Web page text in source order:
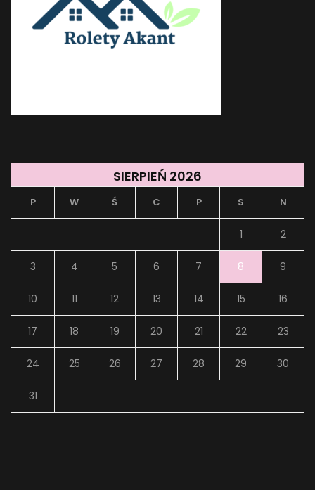
SIERPIEŃ 2026
P W Ś C P S N
1 2
3 4 5 6 7 8 9
10 11 12 13 14 15 16
17 18 19 20 21 22 23
24 25 26 27 28 29 30
31